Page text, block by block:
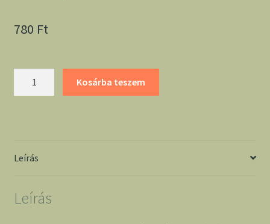
780 Ft
Kosárba teszem
Leírás
Leírás